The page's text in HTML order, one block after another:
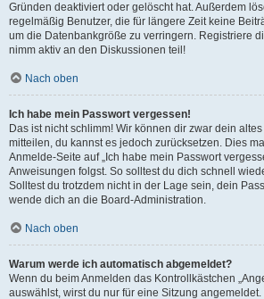
Gründen deaktiviert oder gelöscht hat. Außerdem
regelmäßig Benutzer, die für längere Zeit keine
um die Datenbankgröße zu verringern. Registriere
nimm aktiv an den Diskussionen teil!
Nach oben
Ich habe mein Passwort vergessen!
Das ist nicht schlimm! Wir können dir zwar dein
mitteilen, du kannst es jedoch zurücksetzen. Dies
Anmelde-Seite auf „Ich habe mein Passwort
Anweisungen folgst. So solltest du dich schnell
Solltest du trotzdem nicht in der Lage sein, dein
wende dich an die Board-Administration.
Nach oben
Warum werde ich automatisch abgemeldet?
Wenn du beim Anmelden das Kontrollkästchen
auswählst, wirst du nur für eine Sitzung